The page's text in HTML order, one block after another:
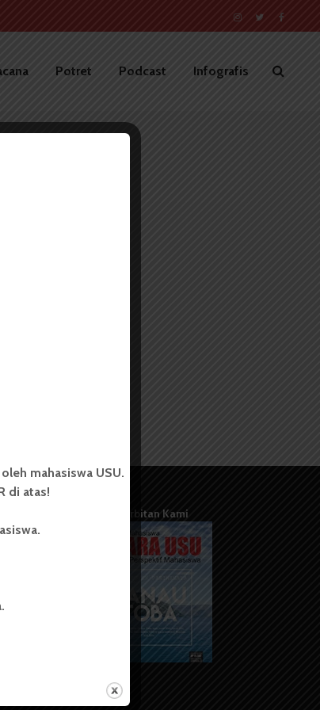
Potret Podcast Infografis
Terbitan Kami
mahasiswa USU.
di atas!